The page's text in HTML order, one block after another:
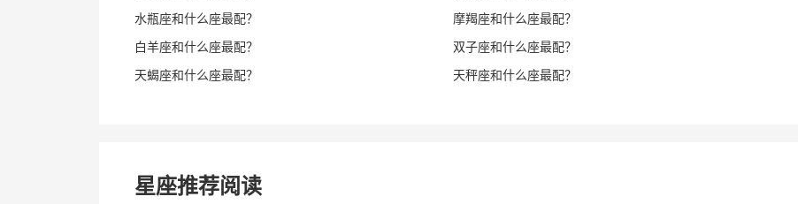
水瓶座和什么座最配？
摩羯座和什么座最配？
白羊座和什么座最配？
双子座和什么座最配？
天蝎座和什么座最配？
天秤座和什么座最配？
星座推荐阅读